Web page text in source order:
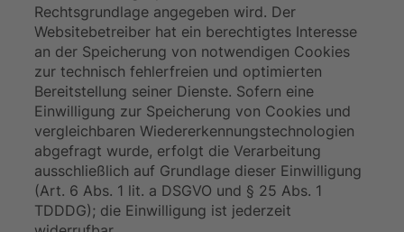
Rechtsgrundlage angegeben wird. Der
Websitebetreiber hat ein berechtigtes Interesse
an der Speicherung von notwendigen Cookies
zur technisch fehlerfreien und optimierten
Bereitstellung seiner Dienste. Sofern eine
Einwilligung zur Speicherung von Cookies und
vergleichbaren Wiedererkennungstechnologien
abgefragt wurde, erfolgt die Verarbeitung
ausschließlich auf Grundlage dieser Einwilligung
(Art. 6 Abs. 1 lit. a DSGVO und § 25 Abs. 1
TDDDG); die Einwilligung ist jederzeit